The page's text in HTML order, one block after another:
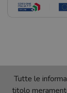
Tutte le
titolo